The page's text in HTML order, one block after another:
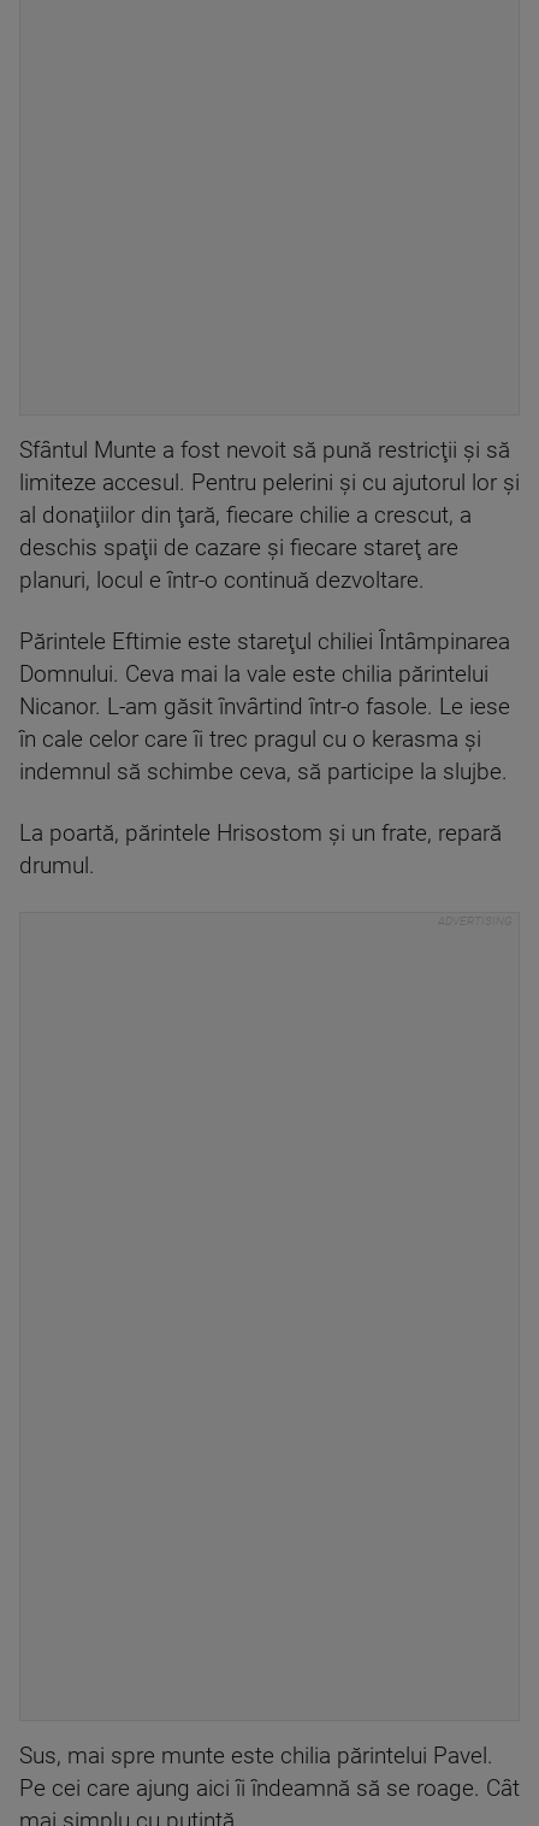
Sfântul Munte a fost nevoit să pună restricţii şi să
limiteze accesul. Pentru pelerini şi cu ajutorul lor şi
al donaţiilor din ţară, fiecare chilie a crescut, a
deschis spaţii de cazare şi fiecare stareţ are
planuri, locul e într-o continuă dezvoltare.
Părintele Eftimie este stareţul chiliei Întâmpinarea
Domnului. Ceva mai la vale este chilia părintelui
Nicanor. L-am găsit învârtind într-o fasole. Le iese
în cale celor care îi trec pragul cu o kerasma şi
indemnul să schimbe ceva, să participe la slujbe.
La poartă, părintele Hrisostom şi un frate, repară
drumul.
Sus, mai spre munte este chilia părintelui Pavel.
Pe cei care ajung aici îi îndeamnă să se roage. Cât